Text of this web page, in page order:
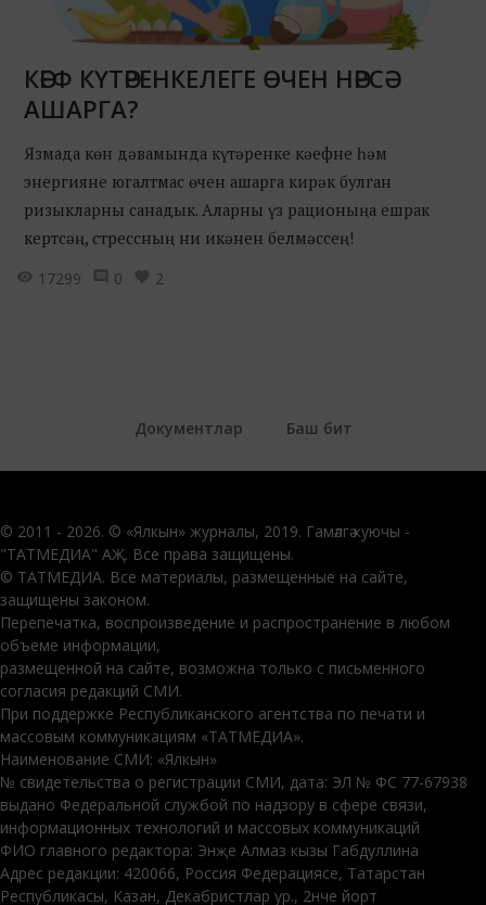
КӘЕФ КҮТӘРЕНКЕЛЕГЕ ӨЧЕН НӘРСӘ
АШАРГА?
Язмада көн дәвамында күтәренке кәефне һәм
энергияне югалтмас өчен ашарга кирәк булган
ризыкларны санадык. Аларны үз рационыңа ешрак
кертсәң, стрессның ни икәнен белмәссең!
17299
0 2
Документлар Баш бит
© 2011 - 2026. © «Ялкын» журналы, 2019. Гамәлгә куючы -
"ТАТМЕДИА" АҖ. Все права защищены.
© ТАТМЕДИА. Все материалы, размещенные на сайте,
защищены законом.
Перепечатка, воспроизведение и распространение в любом
объеме информации,
размещенной на сайте, возможна только с письменного
согласия редакций СМИ.
При поддержке Республиканского агентства по печати и
массовым коммуникациям «ТАТМЕДИА».
Наименование СМИ: «Ялкын»
№ свидетельства о регистрации СМИ, дата: ЭЛ № ФС 77-67938
выдано Федеральной службой по надзору в сфере связи,
информационных технологий и массовых коммуникаций
ФИО главного редактора: Энҗе Алмаз кызы Габдуллина
Адрес редакции: 420066, Россия Федерациясе, Татарстан
Республикасы, Казан, Декабристлар ур., 2нче йорт